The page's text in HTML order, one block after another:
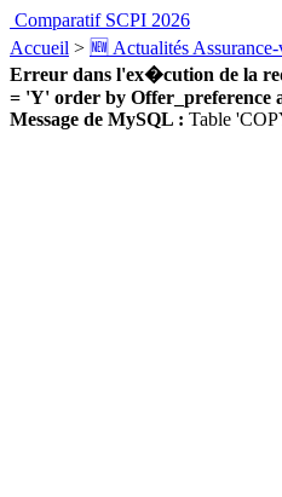
Comparatif SCPI 2026
Accueil > 🆕 Actualités
Erreur dans l'ex�cution de la
= 'Y' order by Offer_preference
Message de MySQL : Table